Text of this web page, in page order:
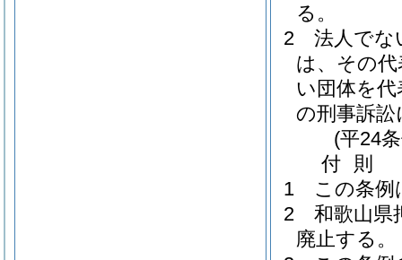
る。
2
法人でな
は、その
い団体を
の刑事訴
(平24
付 則
1
この条例
2
和歌山県
廃止する。